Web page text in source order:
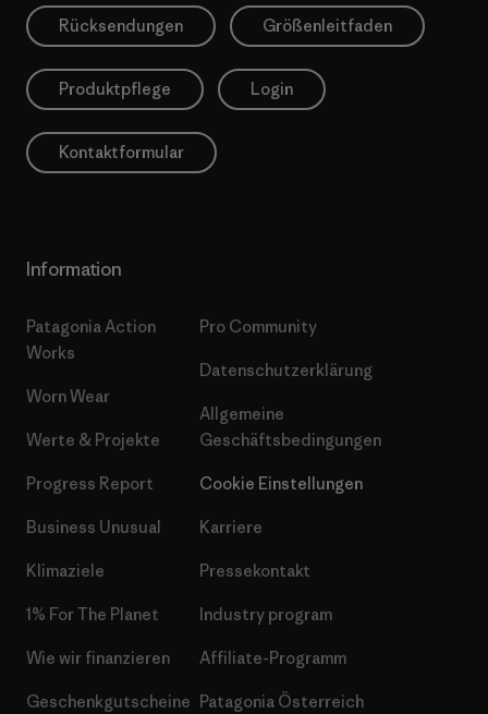
Rücksendungen Größenleitfaden
Produktpflege Login
Kontaktformular
Information
Patagonia Action
Works
Worn Wear
Werte & Projekte
Progress Report
Business Unusual
Klimaziele
1% For The Planet
Wie wir finanzieren
Geschenkgutscheine
Pro Community
Datenschutzerklärung
Allgemeine
Geschäftsbedingungen
Cookie Einstellungen
Karriere
Pressekontakt
Industry program
Affiliate-Programm
Patagonia Österreich